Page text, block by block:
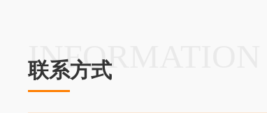
INFORMATION
联系方式